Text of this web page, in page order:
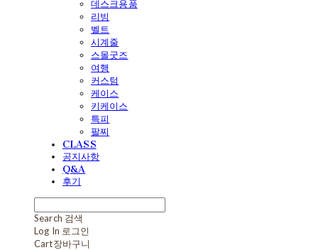
데스크용품
리빙
벨트
시계줄
스몰굿즈
여행
커스텀
케이스
키케이스
특피
팔찌
CLASS
공지사항
Q&A
후기
Search 검색
Log In 로그인
Cart장바구니